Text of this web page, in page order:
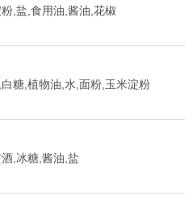
,盐,食用油,酱油,花椒
糖,植物油,水,面粉,玉米淀粉
,冰糖,酱油,盐